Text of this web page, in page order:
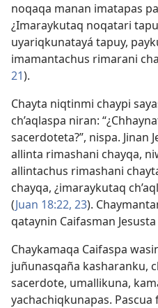
noqaqa manan imatapas
¿Imaraykutaq noqatari
uyariqkunatayá tapuy,
imamantachus rimarani
21).
Chayta niqtinmi chaypi
ch’aqlaspa niran:
sacerdoteta?”, nispa. Jinan
allinta rimashani chayqa,
allintachus rimashani
chayqa, ¿imaraykutaq
(Juan 18:22, 23).
qataynin Caifasman
Chaykamaqa Caifaspa
juñunasqaña kasharanku,
sacerdote, umallikuna,
yachachiqkunapas.